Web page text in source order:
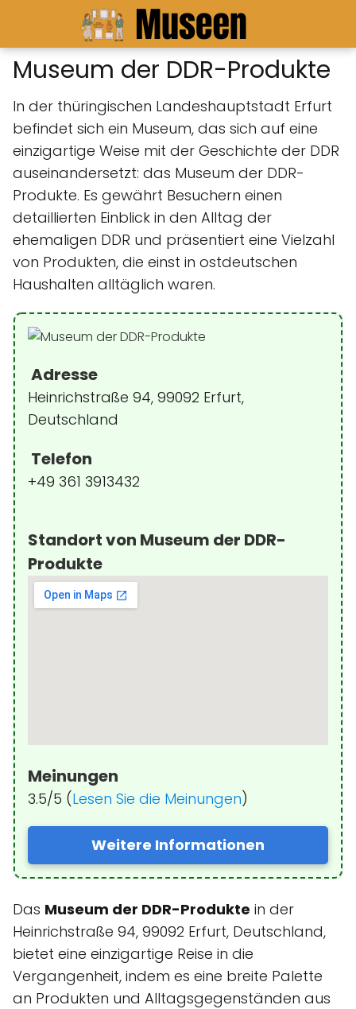
Museum der DDR-Produkte
In der thüringischen Landeshauptstadt Erfurt
befindet sich ein Museum, das sich auf eine
einzigartige Weise mit der Geschichte der DDR
auseinandersetzt: das Museum der DDR-
Produkte. Es gewährt Besuchern einen
detaillierten Einblick in den Alltag der
ehemaligen DDR und präsentiert eine Vielzahl
von Produkten, die einst in ostdeutschen
Haushalten alltäglich waren.
Adresse
Heinrichstraße 94, 99092 Erfurt,
Deutschland
Telefon
+49 361 3913432
Standort von Museum der DDR-
Produkte
Meinungen
3.5/5 (Lesen Sie die Meinungen)
Weitere Informationen
Das Museum der DDR-Produkte in der
Heinrichstraße 94, 99092 Erfurt, Deutschland,
bietet eine einzigartige Reise in die
Vergangenheit, indem es eine breite Palette
an Produkten und Alltagsgegenständen aus